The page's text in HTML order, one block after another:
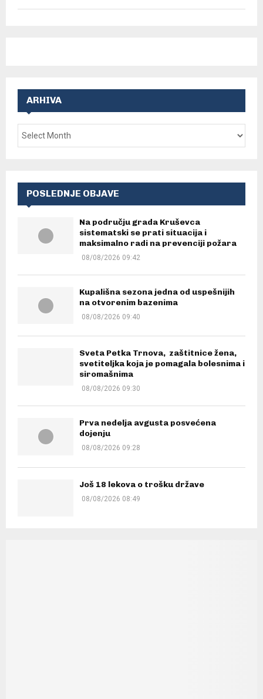
ARHIVA
POSLEDNJE OBJAVE
Na području grada Kruševca
sistematski se prati situacija i
maksimalno radi na prevenciji požara
08/08/2026 09:42
Kupališna sezona jedna od uspešnijih
na otvorenim bazenima
08/08/2026 09:40
Sveta Petka Trnova, zaštitnice žena,
svetiteljka koja je pomagala bolesnima i
siromašnima
08/08/2026 09:30
Prva nedelja avgusta posvećena
dojenju
08/08/2026 09:28
Još 18 lekova o trošku države
08/08/2026 08:49